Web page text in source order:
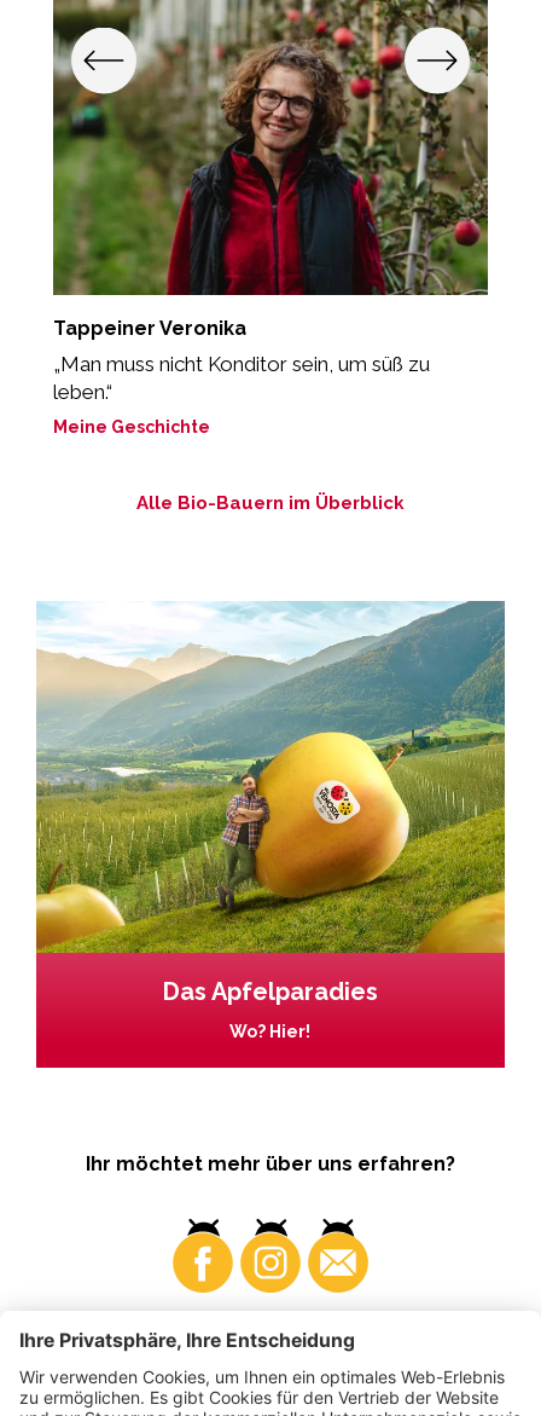
Tappeiner Veronika
„Man muss nicht Konditor sein, um süß zu
leben.“
Meine Geschichte
Alle Bio-Bauern im Überblick
Das Apfelparadies
Wo? Hier!
Ihr möchtet mehr über uns erfahren?
Business Produzenten